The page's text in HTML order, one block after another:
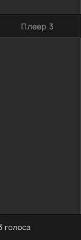
Плеер 3
голоса